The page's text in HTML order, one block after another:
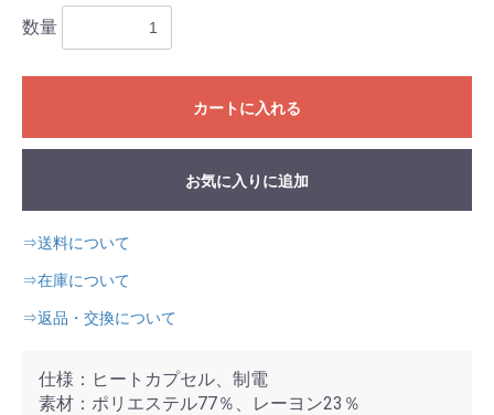
数量
カートに入れる
お気に入りに追加
⇒送料について
⇒在庫について
⇒返品・交換について
仕様：ヒートカプセル、制電
素材：ポリエステル77％、レーヨン23％